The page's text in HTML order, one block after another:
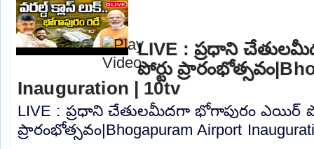
LIVE : ప్రధాని
పోర్టు
Inauguration | 10tv
LIVE : ప్రధాని చేతులమీదగా భోగాపురం ఎయిర్
ప్రారంభోత్సవం|Bhogapuram Airport